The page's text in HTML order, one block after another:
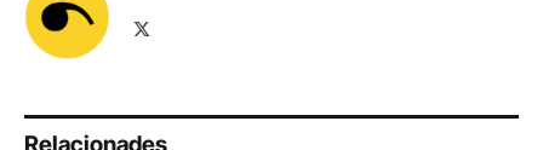
Relacionades